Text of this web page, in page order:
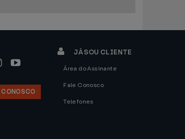
JÁ SOU CLIENTE
Área do Assinante
Fale Conosco
Telefones